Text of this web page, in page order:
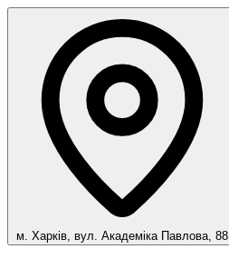
м. Харків, вул. Академіка Павлова, 88